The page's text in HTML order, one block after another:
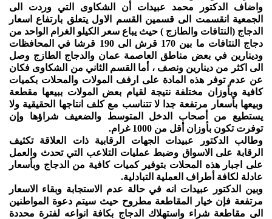
واضاف الدكتور محمد عبيدات أن الشكاوى التي وردت الى
الجمعية انقسمت الى قسمين القسم الاول يتعلق بارتفاع اسعار
الدجاج (النتافات والطازج ) حيث يباع سعر الكيلو الغرام الواحد من
دجاج النتافات ما بين 170 قرش الى 190 قرشا في المحافظات
ودينارين في بعض مناطق العاصمة عمان والدجاج الطازج وصل
الى اكثر من دينارين ونصف ، أما القسم الثاني من الشكاوى فكان
عن عدم توفر هذه المادة على ارفف المولات والمحلات بكميات
كافية وبأوزان مختلفة نتيجة لقيام بعض المولات ببيعها مقطعة
وبيعها بأسعار مرتفعة جدا لا تتناسب مع كلف انتاجها الحقيقية ولا
يستطيع من أصحاب الدخل المتوسط والضعيف شراؤها وإن
توفرت تكون بأوزان أقل من 1000 غرام.
وطالب الدكتور عبيدات الجهات الرقابية ذات العلاقة تكثيف
الرقابة على الاسواق وضبط عمليات التلاعب التي تحدث والعمل
على اجبار هذه المحلات بتوفير كميات كافية من الدجاج وبأسعار
عادلة لكافة أطراف العملية التبادلية.
وبين الدكتور عبيدات انه في حالة عدم الاستجابة وبقاء الاسعار
مرتفعة فإن خيار المقاطعة مطروح حيث سيتم دعوة المواطنين
الى مقاطعة شراء واستهلاك الدجاج بكافة انواعه لفترة محددة